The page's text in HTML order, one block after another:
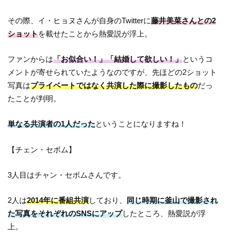
その際、イ・ヒョヌさんが自身のTwitterに藤井美菜さんとの2
ショットを載せたことから熱愛説が浮上。
ファンからは「お似合い！」「結婚して欲しい！」というコ
メントが寄せられていたようなのですが、先ほどの2ショット
写真はプライベートではなく共演した際に撮影したものだっ
たことが判明。
単なる共演者の1人だったということになりますね！
【チェン・セボム】
3人目はチャン・セボムさんです。
2人は2014年に番組共演しており、同じ時期に釜山で撮影され
た写真をそれぞれのSNSにアップしたところ、熱愛説が浮
上。